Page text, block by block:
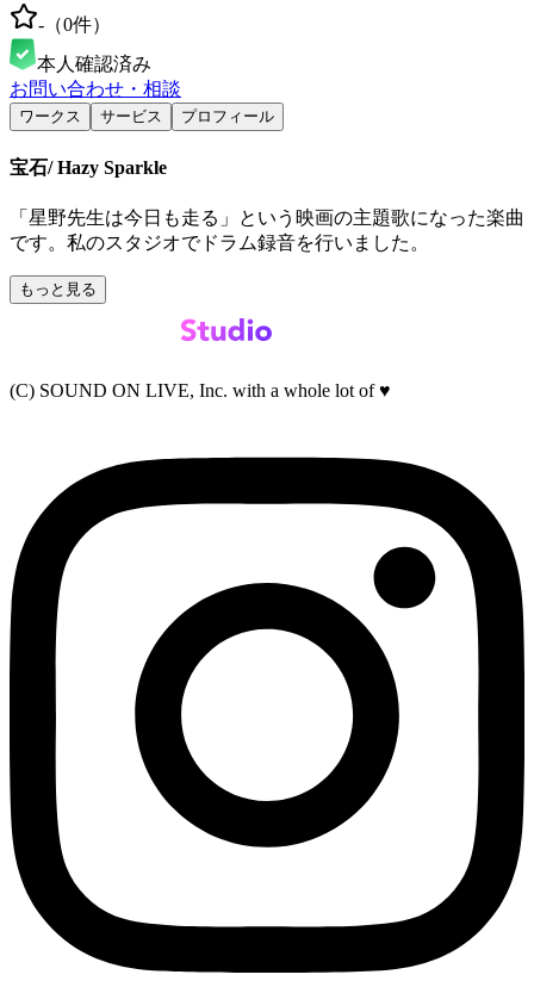
- （0件）
本人確認済み
お問い合わせ・相談
ワークス サービス プロフィール
宝石/ Hazy Sparkle
「星野先生は今日も走る」という映画の主題歌になった楽曲
です。私のスタジオでドラム録音を行いました。
もっと見る
(C) SOUND ON LIVE, Inc. with a whole lot of ♥